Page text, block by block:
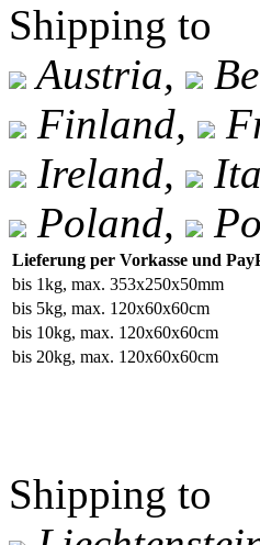
Shipping to
Austria,
Finland,
Ireland,
Poland,
Lieferung per Vorkasse und
bis 1kg, max. 353x250x50mm
bis 5kg, max. 120x60x60cm
bis 10kg, max. 120x60x60cm
bis 20kg, max. 120x60x60cm
Shipping to